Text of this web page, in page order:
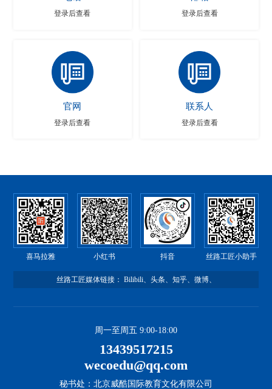
登录后查看 登录后查看
官网
登录后查看
联系人
登录后查看
喜马拉雅 小红书 抖音 丝路工匠小助手
丝路工匠媒体链接： Bilibili、 头条 知乎、 微博、
周一至周五 9:00-18:00
13439517215
wecoedu@qq.com
秘书处：北京威酷国际教育文化有限公司